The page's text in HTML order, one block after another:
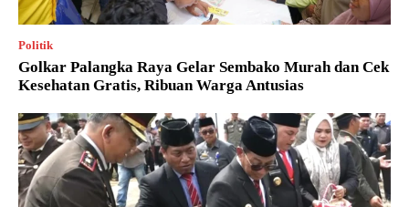
Politik
Golkar Palangka Raya Gelar Sembako Murah dan Cek
Kesehatan Gratis, Ribuan Warga Antusias